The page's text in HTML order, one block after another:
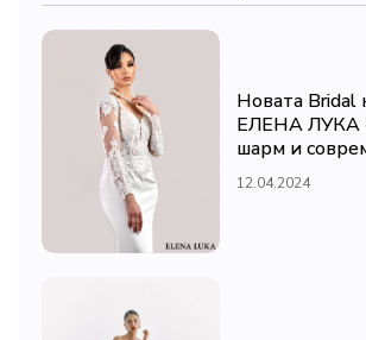
Новата Bridal
ЕЛЕНА ЛУКА
шарм и
12.04.2024